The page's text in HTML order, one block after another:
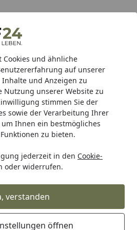
Cookies und ähnliche
auf unserer
und Anzeigen zu
Nutzung unserer Website zu
stimmen Sie der
sowie der Verarbeitung Ihrer
Ihnen ein bestmögliches
zu bieten.
jederzeit in den Cookie-
oder widerrufen.
verstanden
öffnen
Hotline
Sandfilteranlage & Pool-
bis 468,99€)
HDWE PLATES HNDL EPX4/EPX6 SF
HDWE PLATES
SF 22 BB (64748)